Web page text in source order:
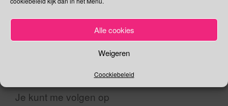
Alle cookies
Weigeren
Coockiebeleid
Je kunt me volgen op